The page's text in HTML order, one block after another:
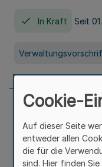
In Kraft Seit
Richtlinie zur
Stärkung der
sprachlichen
Cookie-
Auf dieser Seite
entweder allen
die für die
sind. Hier finden Sie